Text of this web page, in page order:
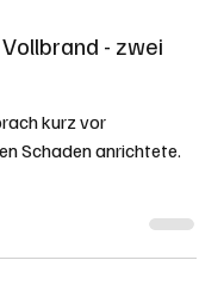
- zwei
kurz vor